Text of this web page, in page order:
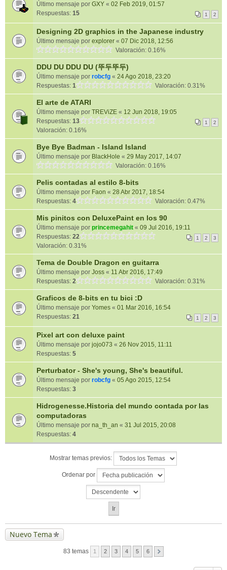
Último mensaje por GXY « 02 Feb 2019, 01:57
Respuestas: 15 1 2
Designing 2D graphics in the Japanese industry
Último mensaje por explorer « 07 Dic 2018, 12:56
Valoración: 0.16%
DDU DU DDU DU (뚜두뚜두)
Último mensaje por robcfg « 24 Ago 2018, 23:20
Respuestas: 1 Valoración: 0.31%
El arte de ATARI
Último mensaje por TREViZE « 12 Jun 2018, 19:05
Respuestas: 13 1 2
Valoración: 0.16%
Bye Bye Badman - Island Island
Último mensaje por BlackHole « 29 May 2017, 14:07
Valoración: 0.16%
Pelis contadas al estilo 8-bits
Último mensaje por Faon « 28 Abr 2017, 18:54
Respuestas: 4 Valoración: 0.47%
Mis pinitos con DeluxePaint en los 90
Último mensaje por princemegahit « 09 Jul 2016, 19:11
Respuestas: 22 1 2 3
Valoración: 0.31%
Tema de Double Dragon en guitarra
Último mensaje por Joss « 11 Abr 2016, 17:49
Respuestas: 2 Valoración: 0.31%
Graficos de 8-bits en tu bici :D
Último mensaje por Yomes « 01 Mar 2016, 16:54
Respuestas: 21 1 2 3
Pixel art con deluxe paint
Último mensaje por jojo073 « 26 Nov 2015, 11:11
Respuestas: 5
Perturbator - She's young, She's beautiful.
Último mensaje por robcfg « 05 Ago 2015, 12:54
Respuestas: 3
Hidrogenesse.Historia del mundo contada por las
computadoras
Último mensaje por na_th_an « 31 Jul 2015, 20:08
Respuestas: 4
Mostrar temas previos:
Ordenar por
Nuevo Tema
83 temas 1 2 3 4 5 6